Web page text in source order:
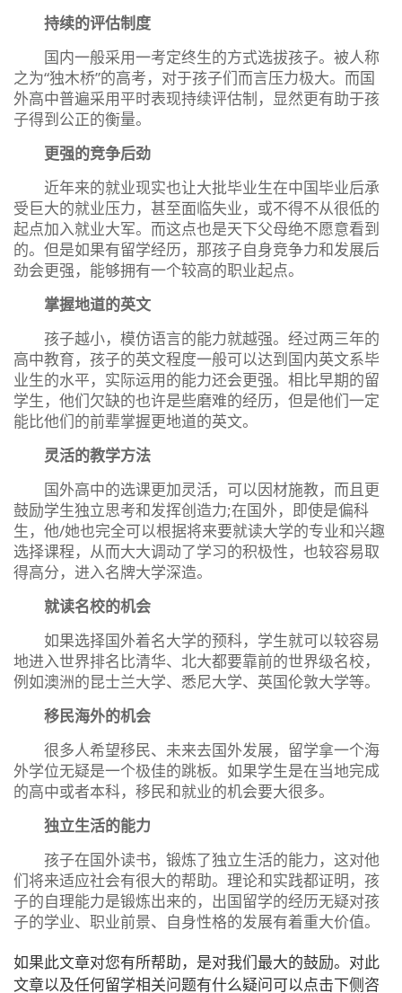
持续的评估制度
国内一般采用一考定终生的方式选拔孩子。被人称
之为“独木桥”的高考，对于孩子们而言压力极大。而国
外高中普遍采用平时表现持续评估制，显然更有助于孩
子得到公正的衡量。
更强的竞争后劲
近年来的就业现实也让大批毕业生在中国毕业后承
受巨大的就业压力，甚至面临失业，或不得不从很低的
起点加入就业大军。而这点也是天下父母绝不愿意看到
的。但是如果有留学经历，那孩子自身竞争力和发展后
劲会更强，能够拥有一个较高的职业起点。
掌握地道的英文
孩子越小，模仿语言的能力就越强。经过两三年的
高中教育，孩子的英文程度一般可以达到国内英文系毕
业生的水平，实际运用的能力还会更强。相比早期的留
学生，他们欠缺的也许是些磨难的经历，但是他们一定
能比他们的前辈掌握更地道的英文。
灵活的教学方法
国外高中的选课更加灵活，可以因材施教，而且更
鼓励学生独立思考和发挥创造力;在国外，即使是偏科
生，他/她也完全可以根据将来要就读大学的专业和兴趣
选择课程，从而大大调动了学习的积极性，也较容易取
得高分，进入名牌大学深造。
就读名校的机会
如果选择国外着名大学的预科，学生就可以较容易
地进入世界排名比清华、北大都要靠前的世界级名校，
例如澳洲的昆士兰大学、悉尼大学、英国伦敦大学等。
移民海外的机会
很多人希望移民、未来去国外发展，留学拿一个海
外学位无疑是一个极佳的跳板。如果学生是在当地完成
的高中或者本科，移民和就业的机会要大很多。
独立生活的能力
孩子在国外读书，锻炼了独立生活的能力，这对他
们将来适应社会有很大的帮助。理论和实践都证明，孩
子的自理能力是锻炼出来的，出国留学的经历无疑对孩
子的学业、职业前景、自身性格的发展有着重大价值。
如果此文章对您有所帮助，是对我们最大的鼓励。对此
文章以及任何留学相关问题有什么疑问可以点击下侧咨